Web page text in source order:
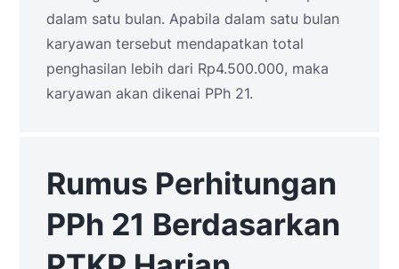
dalam satu bulan. Apabila dalam satu bulan
karyawan tersebut mendapatkan total
penghasilan lebih dari Rp4.500.000, maka
karyawan akan dikenai PPh 21.
Rumus Perhitungan
PPh 21 Berdasarkan